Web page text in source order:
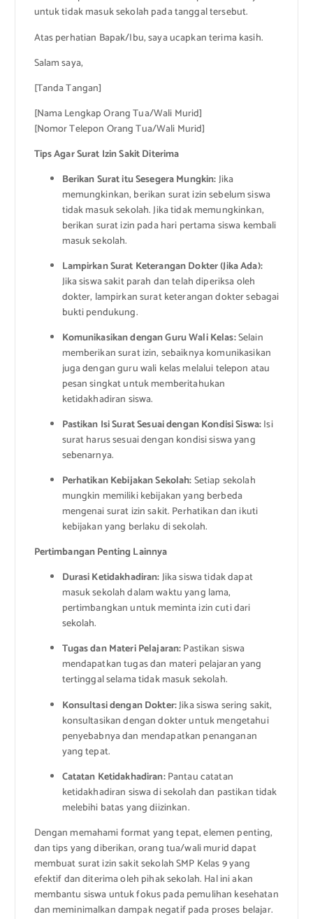
untuk tidak masuk sekolah pada tanggal tersebut.
Atas perhatian Bapak/Ibu, saya ucapkan terima kasih.
Salam saya,
[Tanda Tangan]
[Nama Lengkap Orang Tua/Wali Murid]
[Nomor Telepon Orang Tua/Wali Murid]
Tips Agar Surat Izin Sakit Diterima
Berikan Surat itu Sesegera Mungkin:Jika
memungkinkan, berikan surat izin sebelum siswa
tidak masuk sekolah. Jika tidak memungkinkan,
berikan surat izin pada hari pertama siswa kembali
masuk sekolah.
Lampirkan Surat Keterangan Dokter (Jika Ada):
Jika siswa sakit parah dan telah diperiksa oleh
dokter, lampirkan surat keterangan dokter sebagai
bukti pendukung.
Komunikasikan dengan Guru Wali Kelas:Selain
memberikan surat izin, sebaiknya komunikasikan
juga dengan guru wali kelas melalui telepon atau
pesan singkat untuk memberitahukan
ketidakhadiran siswa.
Pastikan Isi Surat Sesuai dengan Kondisi Siswa:Isi
surat harus sesuai dengan kondisi siswa yang
sebenarnya.
Perhatikan Kebijakan Sekolah:Setiap sekolah
mungkin memiliki kebijakan yang berbeda
mengenai surat izin sakit. Perhatikan dan ikuti
kebijakan yang berlaku di sekolah.
Pertimbangan Penting Lainnya
Durasi Ketidakhadiran:Jika siswa tidak dapat
masuk sekolah dalam waktu yang lama,
pertimbangkan untuk meminta izin cuti dari
sekolah.
Tugas dan Materi Pelajaran:Pastikan siswa
mendapatkan tugas dan materi pelajaran yang
tertinggal selama tidak masuk sekolah.
Konsultasi dengan Dokter:Jika siswa sering sakit,
konsultasikan dengan dokter untuk mengetahui
penyebabnya dan mendapatkan penanganan
yang tepat.
Catatan Ketidakhadiran:Pantau catatan
ketidakhadiran siswa di sekolah dan pastikan tidak
melebihi batas yang diizinkan.
Dengan memahami format yang tepat, elemen penting,
dan tips yang diberikan, orang tua/wali murid dapat
membuat surat izin sakit sekolah SMP Kelas 9 yang
efektif dan diterima oleh pihak sekolah. Hal ini akan
membantu siswa untuk fokus pada pemulihan kesehatan
dan meminimalkan dampak negatif pada proses belajar.